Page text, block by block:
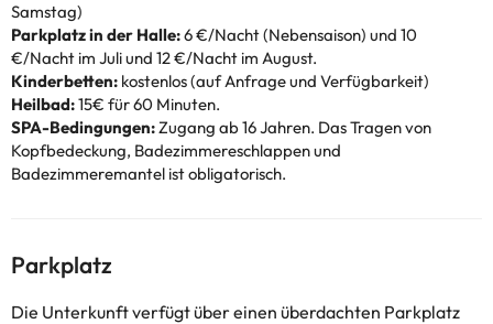
Samstag)
Parkplatz in der Halle:6 €/Nacht (Nebensaison) und 10
€/Nacht im Juli und 12 €/Nacht im August.
Kinderbetten: kostenlos (auf Anfrage und Verfügbarkeit)
Heilbad:15€ für 60 Minuten.
SPA-Bedingungen:Zugang ab 16 Jahren. Das Tragen von
Kopfbedeckung, Badezimmereschlappen und
Badezimmeremantel ist obligatorisch.
Parkplatz
Die Unterkunft verfügt über einen überdachten Parkplatz